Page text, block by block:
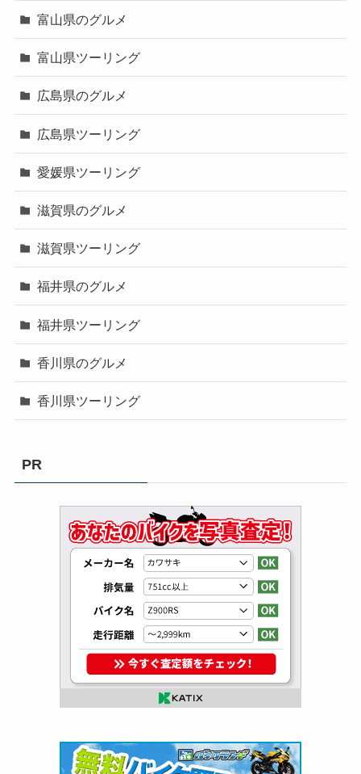
富山県のグルメ
富山県ツーリング
広島県のグルメ
広島県ツーリング
愛媛県ツーリング
滋賀県のグルメ
滋賀県ツーリング
福井県のグルメ
福井県ツーリング
香川県のグルメ
香川県ツーリング
PR